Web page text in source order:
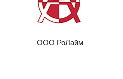
ООО РоЛайм